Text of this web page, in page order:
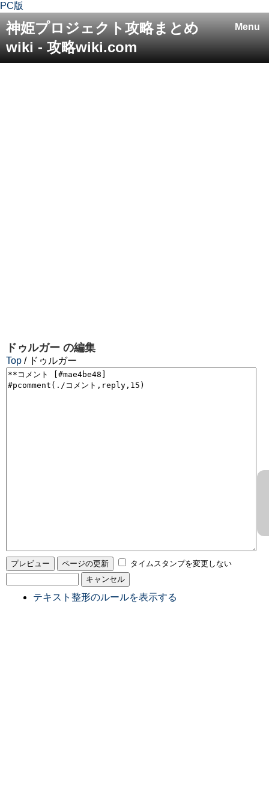
PC版
Menu
神姫プロジェクト攻略まとめ
wiki - 攻略wiki.com
ドゥルガー の編集
Top / ドゥルガー
タイムスタンプを変更しない
テキスト整形のルールを表示する